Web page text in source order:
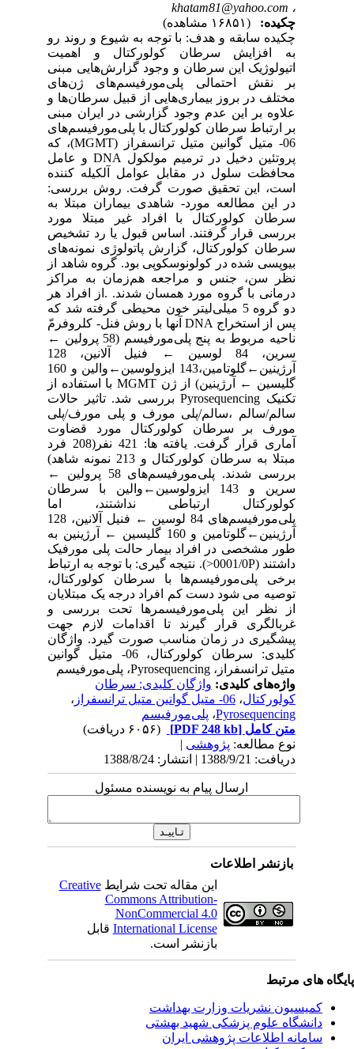
khatam81@yahoo.com
چکیده:
چکیده سابقه و هدف: با توجه به شیوع و روند رو
به افزایش سرطان کولورکتال و اهمیت
اتیولوژیک این سرطان و وجود گزارش‌هایی مبنی
بر نقش احتمالی پلی‌مورفیسم‌های ژن‌های
مختلف در بروز بیماری‌هایی از قبیل سرطان‌ها و
علاوه بر این عدم وجود گزارشی در ایران مبنی
بر ارتباط سرطان کولورکتال با پلی‌مورفیسم‌های
06- متیل گوانین متیل ترانسفراز (MGMT)، که
پروتئین دخیل در ترمیم مولکول DNA و عامل
محافظت سلول در مقابل عوامل آلکیله کننده
است، این تحقیق صورت گرفت. روش بررسی:
در این مطالعه مورد- شاهدی بیماران مبتلا به
سرطان کولورکتال با افراد غیر مبتلا مورد
بررسی قرار گرفتند. اساس قبول یا رد تشخیص
سرطان کولورکتال، گزارش پاتولوژی نمونه‌های
بیوپسی شده در کولونوسکوپی بود. گروه شاهد از
نظر سن، جنس و مراجعه هم‌زمان به مراکز
درمانی با گروه مورد همسان شدند. .از افراد هر
دو گروه 5 میلی‌لیتر خون محیطی گرفته شد که
پس از استخراج DNA آنها با روش فنل- کلروفرمّ
ناحیه مربوط به پنج پلی‌مورفیسم (58 پرولین ←
سرین، 84 لوسین ← فنیل آلانین، 128
آرژینین←گلوتامین،143 ایزولوسین←والین و 160
گلیسین ← آرژینین) از ژن MGMT با استفاده از
تکنیک Pyrosequencing بررسی شد. تاثیر حالات
سالم/سالم ،سالم/پلی مورف و پلی مورف/پلی
مورف بر سرطان کولورکتال مورد قضاوت
آماری قرار گرفت. یافته ها: 421 نفر(208 فرد
مبتلا به سرطان کولورکتال و 213 نمونه شاهد)
بررسی شدند. پلی‌مورفیسم‌های 58 پرولین ←
سرین و 143 ایزولوسین←والین با سرطان
کولورکتال ارتباطی نداشتند، اما
پلی‌مورفیسم‌های 84 لوسین ← فنیل آلانین، 128
آرژینین←گلوتامین و 160 گلیسین ← آرژینین به
طور مشخصی در افراد بیمار حالت پلی مورفیک
داشتند (0001/0P<). نتیجه گیری: با توجه به ارتباط
برخی پلی‌مورفیسم‌ها با سرطان کولورکتال،
توصیه می شود دست کم افراد درجه یک مبتلایان
از نظر این پلی‌مورفیسمرها تحت بررسی و
غربالگری قرار گیرند تا اقدامات لازم جهت
پیشگیری در زمان مناسب صورت گیرد. واژگان
کلیدی: سرطان کولورکتال، 06- متیل گوانین
متیل ترانسفراز، Pyrosequencing، پلی‌مورفیسم
واژه‌های کلیدی:واژگان کلیدی: سرطان
کولورکتال،06- متیل گوانین متیل ترانسفراز
،
Pyrosequencing،پلی‌مورفیسم
متن کامل[PDF 248 kb]
نوع مطالعه:پژوهشی|
دریافت: 1388/9/21 | انتشار: 1388/8/24
ارسال پیام به نویسنده مسئول
بازنشر اطلاعات
این مقاله تحت شرایطCreative
Commons Attribution-
NonCommercial 4.0
International Licenseقابل
بازنشر است.
های مرتبط
کمیسیون نشریات وزارت بهداشت
دانشگاه علوم پزشکی شهید بهشتی
سامانه اطلاعات پژوهشی ایران